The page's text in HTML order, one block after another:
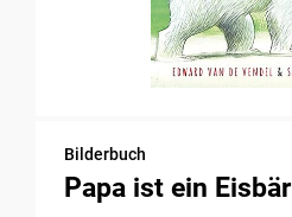
Bilderbuch
Papa ist ein Eisbär